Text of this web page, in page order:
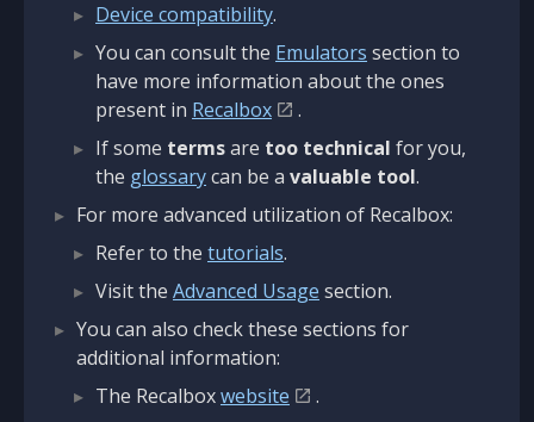
Device compatibility.
You can consult the Emulators section to
have more information about the ones
present in Recalbox
.
If some termsare too technical for you,
the glossarycan be a valuable tool.
For more advanced utilization of Recalbox:
Refer to the tutorials.
Visit the Advanced Usage section.
You can also check these sections for
additional information:
The Recalboxwebsite
.